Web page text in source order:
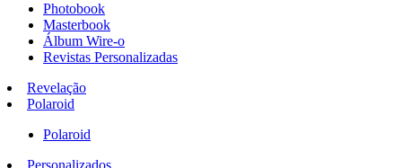
Photobook
Masterbook
Álbum Wire-o
Revistas Personalizadas
Revelação
Polaroid
Polaroid
Personalizados